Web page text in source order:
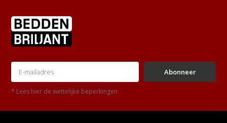
Abonneer
* Lees hier de wettelijke beperkingen